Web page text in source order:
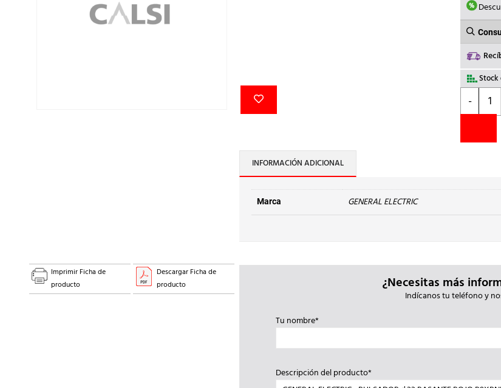
Stock
-
d.22
INFORMACIÓN ADICIONAL
Marca GENERAL ELECTRIC
Imprimir Ficha de
producto
Descargar Ficha de
producto
¿Necesitas más
Indícanos tu teléfono y
Tu nombre*
Descripción del producto*